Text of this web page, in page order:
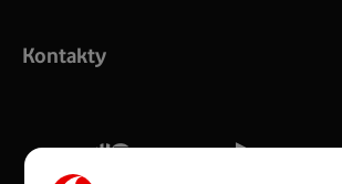
silný signál pro celou domácnost.
Více o COMPAL CH7465VF
Kontakty